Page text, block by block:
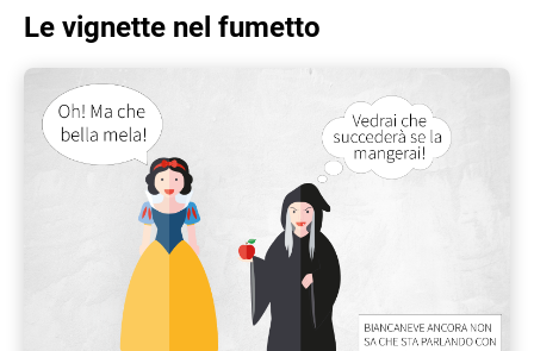
Le vignette nel fumetto